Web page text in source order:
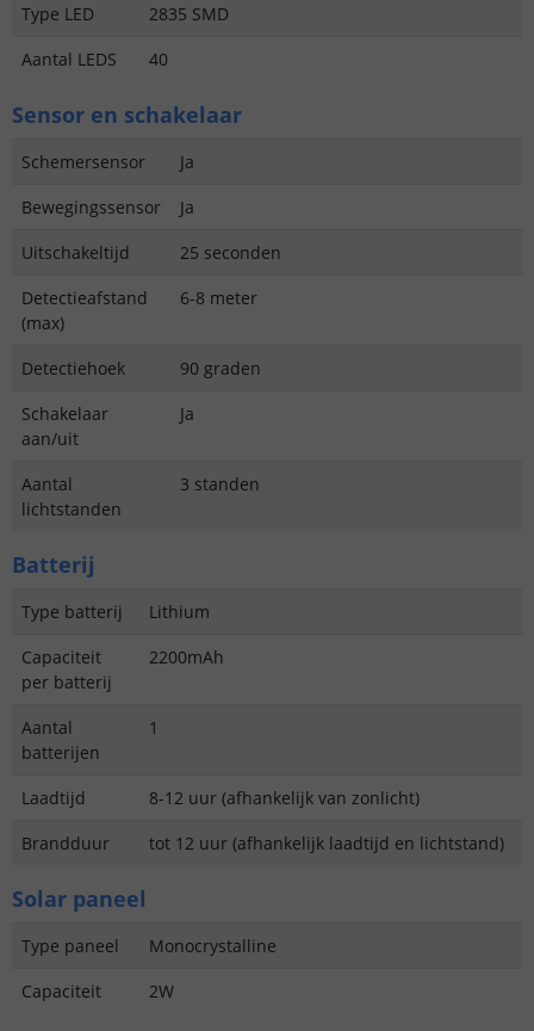
Type LED
2835 SMD
Aantal LEDS
40
Sensor en schakelaar
Schemersensor
Ja
Bewegingssensor
Ja
Uitschakeltijd
25 seconden
Detectieafstand
(max)
6-8 meter
Detectiehoek
90 graden
Schakelaar
aan/uit
Ja
Aantal
lichtstanden
3 standen
Batterij
Type batterij
Lithium
Capaciteit
per batterij
2200mAh
Aantal
batterijen
1
Laadtijd
8-12 uur (afhankelijk van zonlicht)
Brandduur
tot 12 uur (afhankelijk laadtijd en lichtstand)
Solar paneel
Type paneel
Monocrystalline
Capaciteit
2W